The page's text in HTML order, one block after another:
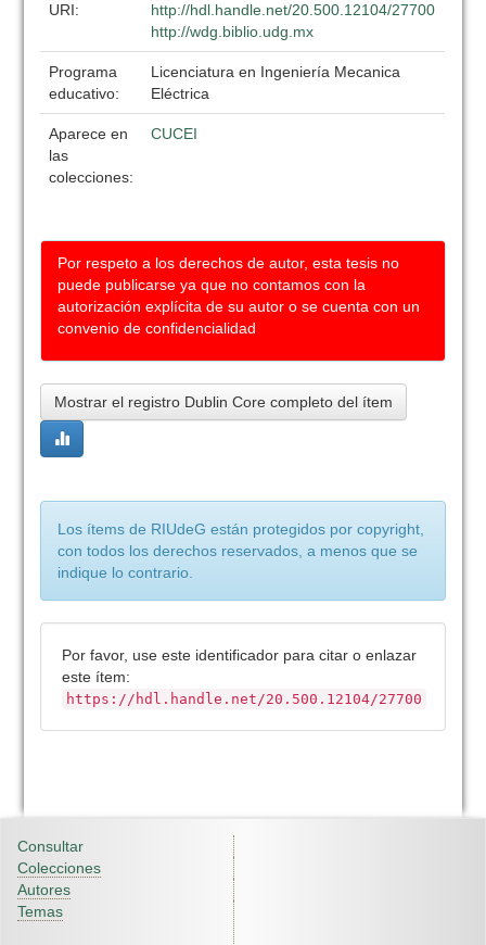
URI:
http://hdl.handle.net/20.500.12104/27700
http://wdg.biblio.udg.mx
Programa
educativo:
Licenciatura en Ingeniería Mecanica
Eléctrica
Aparece en
las
colecciones:
CUCEI
Por respeto a los derechos de autor, esta tesis no
puede publicarse ya que no contamos con la
autorización explícita de su autor o se cuenta con un
convenio de confidencialidad
Mostrar el registro Dublin Core completo del ítem
Los ítems de RIUdeG están protegidos por copyright,
con todos los derechos reservados, a menos que se
indique lo contrario.
Por favor, use este identificador para citar o enlazar
este ítem:
https://hdl.handle.net/20.500.12104/27700
Consultar
Colecciones
Autores
Temas